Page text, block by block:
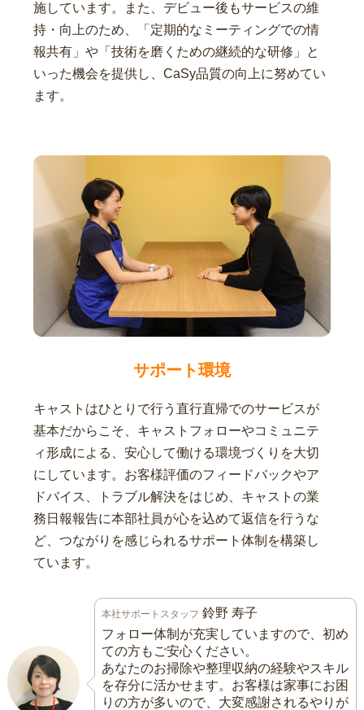
施しています。また、デビュー後もサービスの維
持・向上のため、「定期的なミーティングでの情
報共有」や「技術を磨くための継続的な研修」と
いった機会を提供し、CaSy品質の向上に努めてい
ます。
サポート環境
キャストはひとりで行う直行直帰でのサービスが
基本だからこそ、キャストフォローやコミュニテ
ィ形成による、安心して働ける環境づくりを大切
にしています。お客様評価のフィードバックやア
ドバイス、トラブル解決をはじめ、キャストの業
務日報報告に本部社員が心を込めて返信を行うな
ど、つながりを感じられるサポート体制を構築し
ています。
本社サポートスタッフ 鈴野 寿子
フォロー体制が充実していますので、初め
ての方もご安心ください。
あなたのお掃除や整理収納の経験やスキル
を存分に活かせます。お客様は家事にお困
りの方が多いので、大変感謝されるやりが